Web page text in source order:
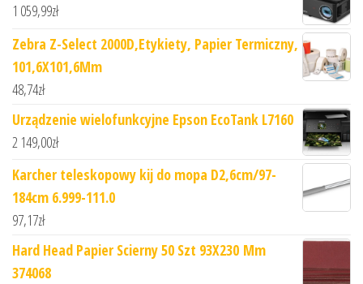
1 059,99zł
Zebra Z-Select 2000D,Etykiety, Papier Termiczny,
101,6X101,6Mm
48,74zł
Urządzenie wielofunkcyjne Epson EcoTank L7160
2 149,00zł
Karcher teleskopowy kij do mopa D2,6cm/97-
184cm 6.999-111.0
97,17zł
Hard Head Papier Scierny 50 Szt 93X230 Mm
374068